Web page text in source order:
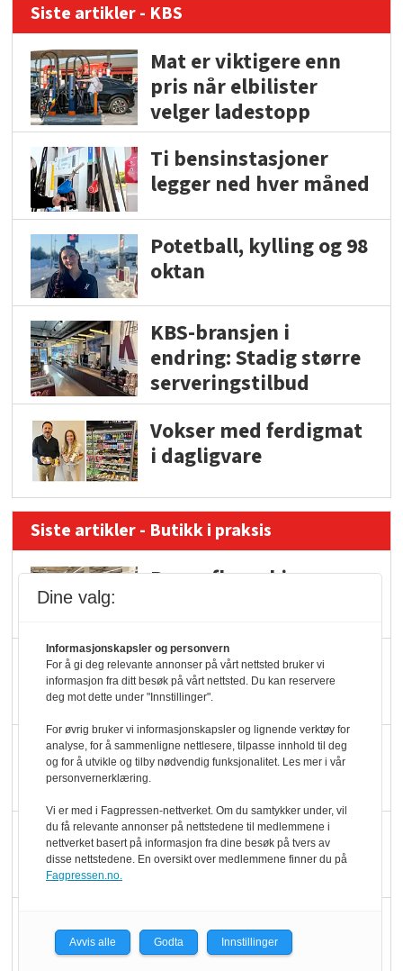
Siste artikler - KBS
Mat er viktigere enn
pris når elbilister
velger ladestopp
Ti bensinstasjoner
legger ned hver måned
Potetball, kylling og 98
oktan
KBS-bransjen i
endring: Stadig større
serveringstilbud
Vokser med ferdigmat
i dagligvare
Siste artikler - Butikk i praksis
Rema-flaggskip
Slik opprettholdes
ølsalget
Færre varer, men fulle
hyller
KI lager mat i butikken
Q passerte 1 milliard i
Rema i 2025
Dine valg:
Informasjonskapsler og personvern
For å gi deg relevante annonser på vårt nettsted bruker vi
informasjon fra ditt besøk på vårt nettsted. Du kan reservere
deg mot dette under "Innstillinger".
For øvrig bruker vi informasjonskapsler og lignende verktøy for
analyse, for å sammenligne nettlesere, tilpasse innhold til deg
og for å utvikle og tilby nødvendig funksjonalitet. Les mer i vår
personvernerklæring.
Vi er med i Fagpressen-nettverket. Om du samtykker under, vil
du få relevante annonser på nettstedene til medlemmene i
nettverket basert på informasjon fra dine besøk på tvers av
disse nettstedene. En oversikt over medlemmene finner du på
Fagpressen.no.
Avvis alle Godta Innstillinger